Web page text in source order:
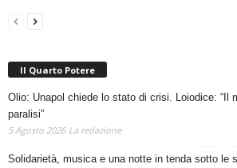
Il Quarto Potere
Olio: Unapol chiede lo stato di crisi. Loiodice: “Il
paralisi”
5 Agosto 2026 La redazione
Solidarietà, musica e una notte in tenda sotto le